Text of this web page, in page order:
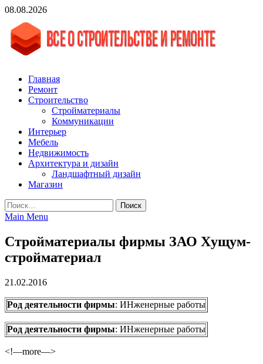
Skip
content
08.08.2026
vgasa.ru
Строительный журнал. Всё о строительстве и ремонтах
Главная
Ремонт
Строительство
Стройматериалы
Коммуникации
Интерьер
Мебель
Недвижимость
Архитектура и дизайн
Ландшафтный дизайн
Магазин
Найти:
Main Menu
Стройматериалы фирмы ЗАО Xущум-
стройматериал
21.02.2016
Род деятельности фирмы: ИНженерные работы
Род деятельности фирмы: ИНженерные работы
<!—more—>